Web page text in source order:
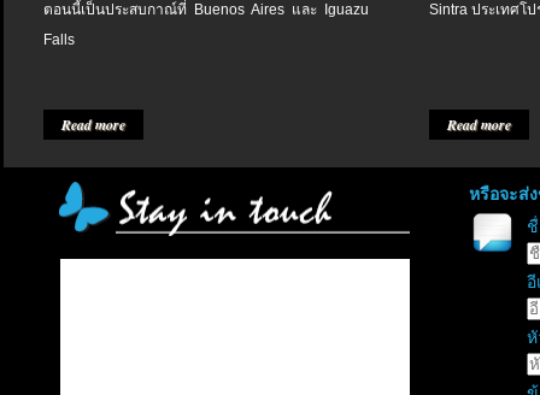
ตอนนี้เป็นประสบกาณ์ที่ Buenos Aires และ Iguazu
Falls
Read more
Sintra ประเทศโป
Read more
หรือจะส่
อี
หั